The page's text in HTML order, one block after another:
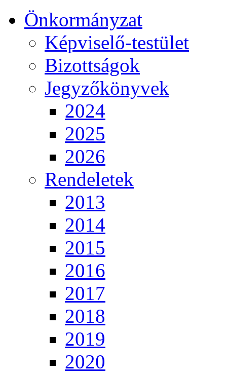
Önkormányzat
Képviselő-testület
Bizottságok
Jegyzőkönyvek
2024
2025
2026
Rendeletek
2013
2014
2015
2016
2017
2018
2019
2020